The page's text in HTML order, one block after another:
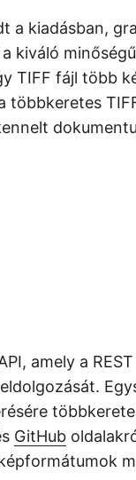
a kiadásban,
kiváló
TIFF fájl több
többkeretes
amely a
GitHub